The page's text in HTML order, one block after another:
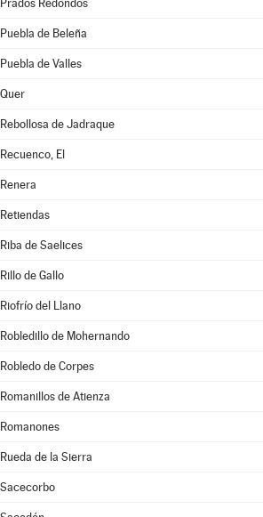
Prados Redondos
Puebla de Beleña
Puebla de Valles
Quer
Rebollosa de Jadraque
Recuenco, El
Renera
Retiendas
Riba de Saelices
Rillo de Gallo
Riofrío del Llano
Robledillo de Mohernando
Robledo de Corpes
Romanillos de Atienza
Romanones
Rueda de la Sierra
Sacecorbo